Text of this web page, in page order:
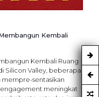
Kembali
Kembali Ruang
Silicon Valley, beberapa
mempre-sentasikan
meningkat